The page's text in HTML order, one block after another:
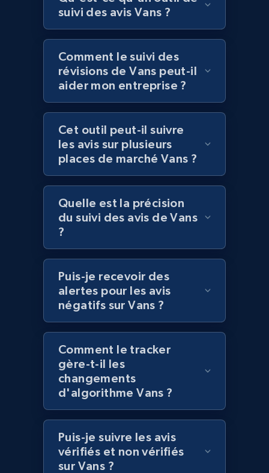
Best Buy products
URL, Product id, Title, Images, Final price,
Currency, Discount, Initial price, and more.
1.1K+ 149+ Commencer
Best Buy products - Collect data on
products using specified keywords
URL, Product id, Title, Images, Final price,
Currency, Discount, Initial price, and more.
1.1K+ 149+ Commencer
URL, Domain, Marketplace pn, Sku, Other pn,
Model number, Gtin ean pn, Product name, and
991+ 162+
specified keywords
URL, Domain, Marketplace pn, Sku, Other pn,
Model number, Gtin ean pn, Product name, and
suivi des avis Vans ?
Comment le suivi des
révisions de Vans peut-il
aider mon entreprise ?
Cet outil peut-il suivre
les avis sur plusieurs
places de marché Vans ?
Quelle est la précision
du suivi des avis de Vans
?
Puis-je recevoir des
alertes pour les avis
négatifs sur Vans ?
Comment le tracker
gère-t-il les
changements
d'algorithme Vans ?
Puis-je suivre les avis
vérifiés et non vérifiés
sur Vans ?